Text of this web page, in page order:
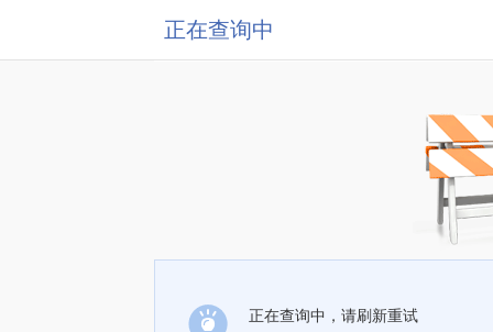
正在查询中
正在查询中，请刷新重试